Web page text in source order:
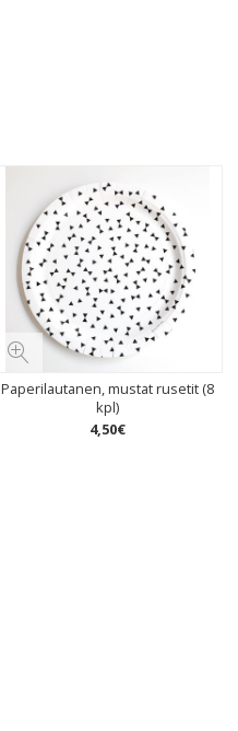
Paperilautanen, mustat rusetit (8
kpl)
4,50€